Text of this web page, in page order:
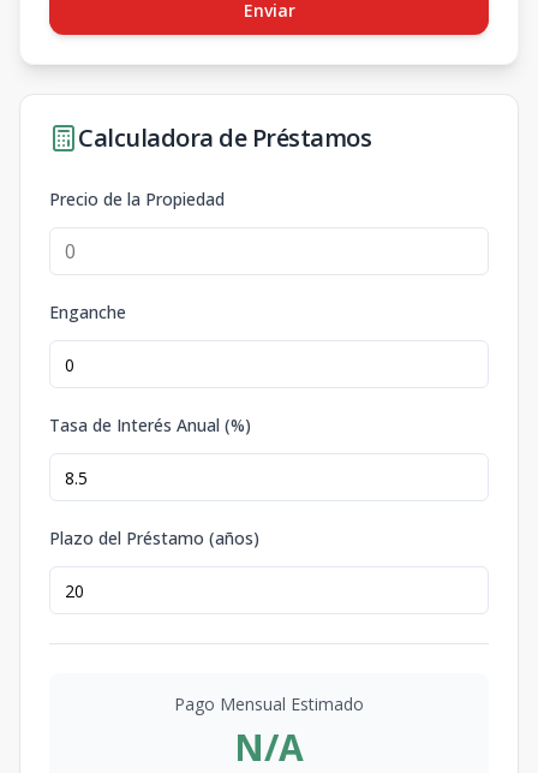
Enviar
Calculadora de Préstamos
Precio de la Propiedad
Enganche
Tasa de Interés Anual (%)
Plazo del Préstamo (años)
Pago Mensual Estimado
N/A